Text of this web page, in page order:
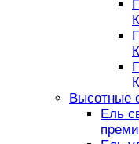
Высотные
Ель